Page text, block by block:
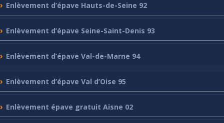
Enlèvement d’épave Hauts-de-Seine 92
Enlèvement d’épave Seine-Saint-Denis 93
Enlèvement d’épave Val-de-Marne 94
Enlèvement d’épave Val d’Oise 95
Enlèvement épave gratuit Aisne 02